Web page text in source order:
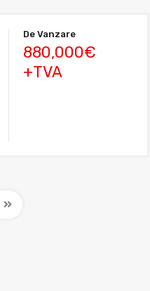
De Vanzare
880,000€
+TVA